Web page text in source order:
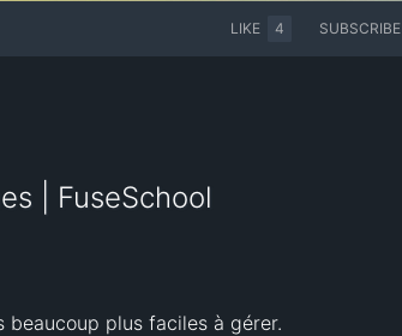
LIKE 4 SUBSCRIBE
| FuseSchool
plus faciles à gérer.